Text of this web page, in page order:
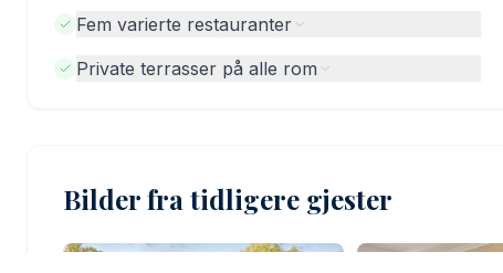
Fem varierte restauranter
Private terrasser på alle rom
Bilder fra tidligere gjester